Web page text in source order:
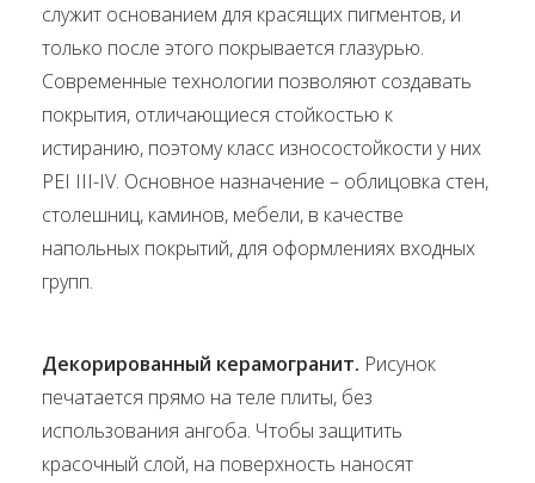
служит основанием для красящих пигментов, и
только после этого покрывается глазурью.
Современные технологии позволяют создавать
покрытия, отличающиеся стойкостью к
истиранию, поэтому класс износостойкости у них
PEI III-IV. Основное назначение – облицовка стен,
столешниц, каминов, мебели, в качестве
напольных покрытий, для оформлениях входных
групп.
Декорированный керамогранит. Рисунок
печатается прямо на теле плиты, без
использования ангоба. Чтобы защитить
красочный слой, на поверхность наносят